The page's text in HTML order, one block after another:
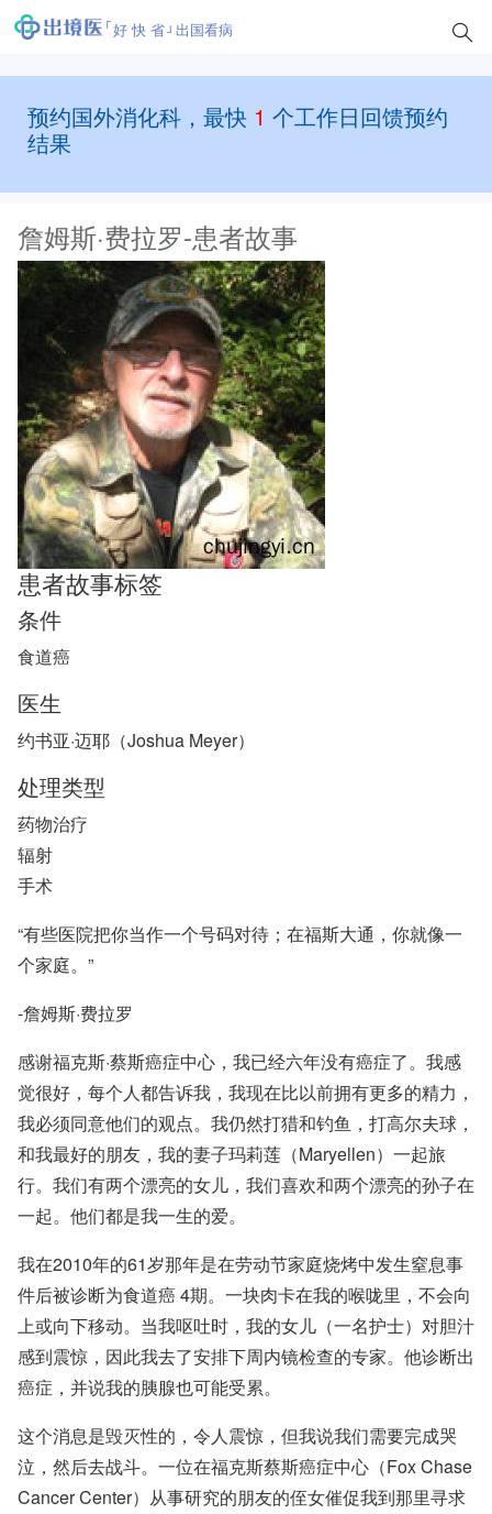
好 快 省 出国看病
预约国外消化科，最快 1 个工作日回馈预约
结果
詹姆斯·费拉罗-患者故事
患者故事标签
条件
食道癌
医生
约书亚·迈耶（Joshua Meyer）
处理类型
药物治疗
辐射
手术
“有些医院把你当作一个号码对待；在福斯大通，你就像一
个家庭。”
-詹姆斯·费拉罗
感谢福克斯·蔡斯癌症中心，我已经六年没有癌症了。我感
觉很好，每个人都告诉我，我现在比以前拥有更多的精力，
我必须同意他们的观点。我仍然打猎和钓鱼，打高尔夫球，
和我最好的朋友，我的妻子玛莉莲（Maryellen）一起旅
行。我们有两个漂亮的女儿，我们喜欢和两个漂亮的孙子在
一起。他们都是我一生的爱。
我在2010年的61岁那年是在劳动节家庭烧烤中发生窒息事
件后被诊断为食道癌4期。一块肉卡在我的喉咙里，不会向
上或向下移动。当我呕吐时，我的女儿（一名护士）对胆汁
感到震惊，因此我去了安排下周内镜检查的专家。他诊断出
癌症，并说我的胰腺也可能受累。
这个消息是毁灭性的，令人震惊，但我说我们需要完成哭
泣，然后去战斗。一位在福克斯蔡斯癌症中心（Fox Chase
Cancer Center）从事研究的朋友的侄女催促我到那里寻求